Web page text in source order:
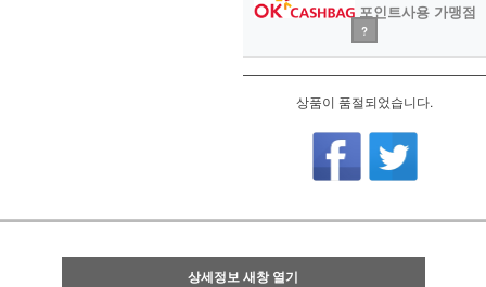
포인트사용 가맹점
?
상품이 품절되었습니다.
상세정보 새창 열기